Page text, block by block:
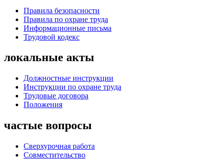
Правила безопасности
Правила по охране труда
Информационные письма
Трудовой кодекс
локальные акты
Должностные инструкции
Инструкции по охране труда
Трудовые договора
Положения
частые вопросы
Сверхурочная работа
Совместительство